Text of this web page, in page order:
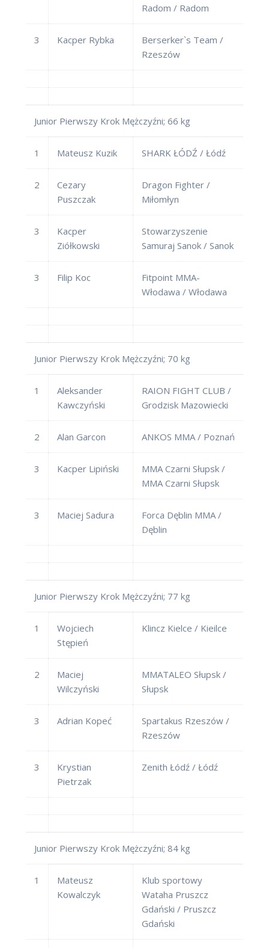
Radom / Radom
3 Kacper Rybka
Berserker`s Team /
Rzeszów
Junior Pierwszy Krok Mężczyźni; 66 kg
1 Mateusz Kuzik SHARK ŁÓDŹ / Łódź
2
Cezary
Puszczak
Dragon Fighter /
Miłomłyn
3
Kacper
Ziółkowski
Stowarzyszenie
Samuraj Sanok / Sanok
3 Filip Koc
Fitpoint MMA-
Włodawa / Włodawa
Junior Pierwszy Krok Mężczyźni; 70 kg
1
Aleksander
Kawczyński
RAION FIGHT CLUB /
Grodzisk Mazowiecki
2 Alan Garcon ANKOS MMA / Poznań
3 Kacper Lipiński
MMA Czarni Słupsk /
MMA Czarni Słupsk
3 Maciej Sadura
Forca Dęblin MMA /
Dęblin
Junior Pierwszy Krok Mężczyźni; 77 kg
1
Wojciech
Stępień
Klincz Kielce / Kieilce
2
Maciej
Wilczyński
MMATALEO Słupsk /
Słupsk
3 Adrian Kopeć
Spartakus Rzeszów /
Rzeszów
3
Krystian
Pietrzak
Zenith Łódź / Łódź
Junior Pierwszy Krok Mężczyźni; 84 kg
1
Mateusz
Kowalczyk
Klub sportowy
Wataha Pruszcz
Gdański / Pruszcz
Gdański